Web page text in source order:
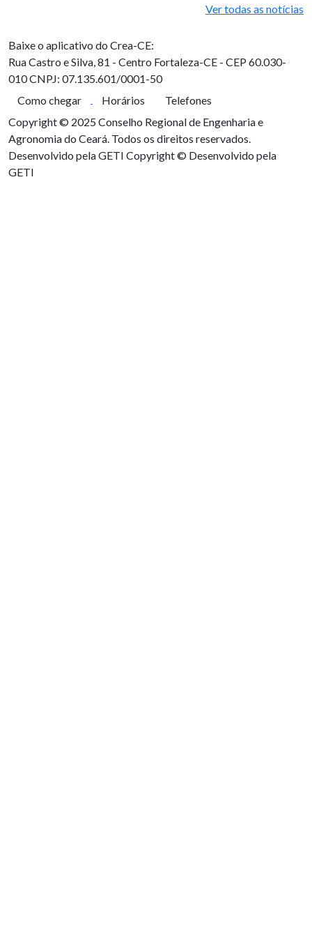
Ver todas as notícias
Baixe o aplicativo do Crea-CE:
Rua Castro e Silva, 81 - Centro Fortaleza-CE - CEP 60.030-
010CNPJ: 07.135.601/0001-50
Como chegar
Horários
Telefones
Copyright © 2025 Conselho Regional de Engenharia e
Agronomia do Ceará. Todos os direitos reservados.
Desenvolvido pela GETI Copyright © Desenvolvido pela
GETI